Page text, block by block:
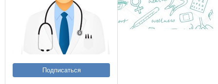
Подписаться